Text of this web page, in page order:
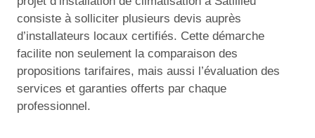
consiste à solliciter plusieurs devis auprès
d’installateurs locaux certifiés. Cette démarche
facilite non seulement la comparaison des
propositions tarifaires, mais aussi l’évaluation des
services et garanties offerts par chaque
professionnel.